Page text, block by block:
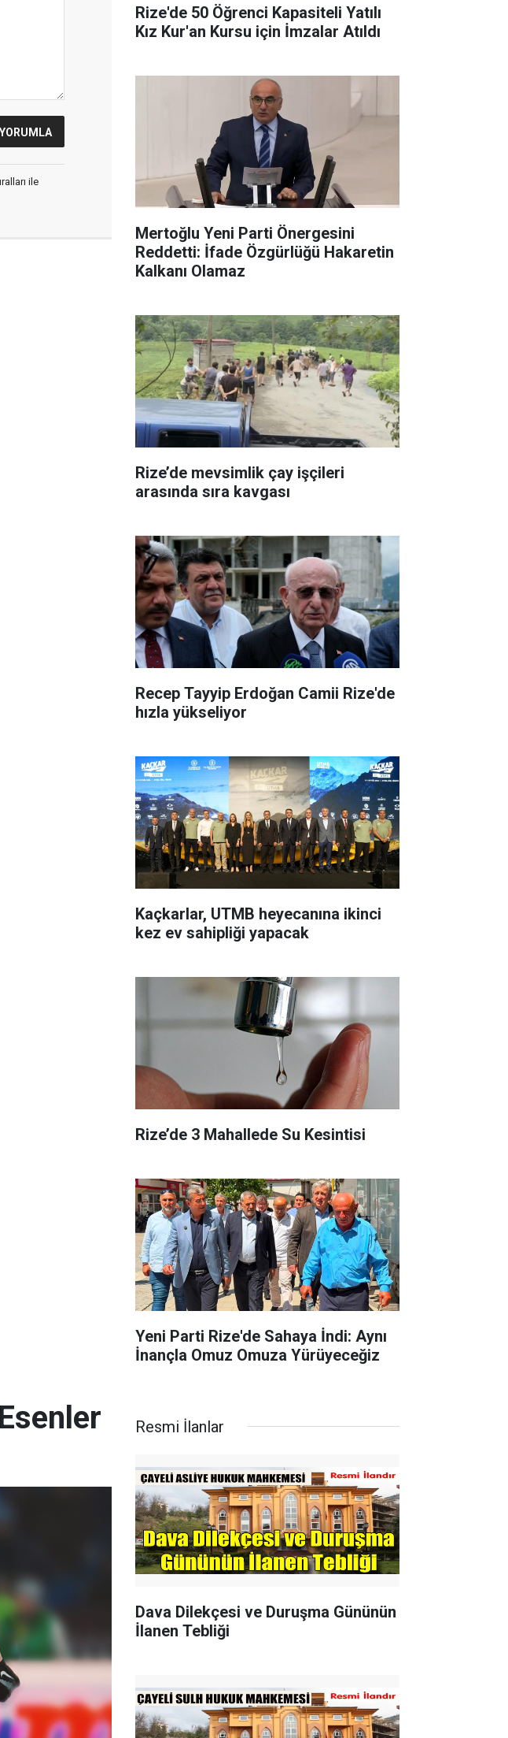
ile
Rize'de 50 Öğrenci Kapasiteli Yatılı
Kız Kur'an Kursu için İmzalar Atıldı
Mertoğlu Yeni Parti Önergesini
Reddetti: İfade Özgürlüğü Hakaretin
Kalkanı Olamaz
Rize’de mevsimlik çay işçileri
arasında sıra kavgası
Recep Tayyip Erdoğan Camii Rize'de
hızla yükseliyor
Kaçkarlar, UTMB heyecanına ikinci
kez ev sahipliği yapacak
Rize’de 3 Mahallede Su Kesintisi
Yeni Parti Rize'de Sahaya İndi: Aynı
İnançla Omuz Omuza Yürüyeceğiz
Resmi İlanlar
Dava Dilekçesi ve Duruşma Gününün
İlanen Tebliği